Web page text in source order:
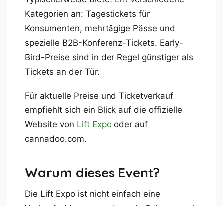
Kategorien an: Tagestickets für
Konsumenten, mehrtägige Pässe und
spezielle B2B-Konferenz-Tickets. Early-
Bird-Preise sind in der Regel günstiger als
Tickets an der Tür.
Für aktuelle Preise und Ticketverkauf
empfiehlt sich ein Blick auf die offizielle
Website von Lift Expo oder auf
cannadoo.com.
Warum dieses Event?
Die Lift Expo ist nicht einfach eine